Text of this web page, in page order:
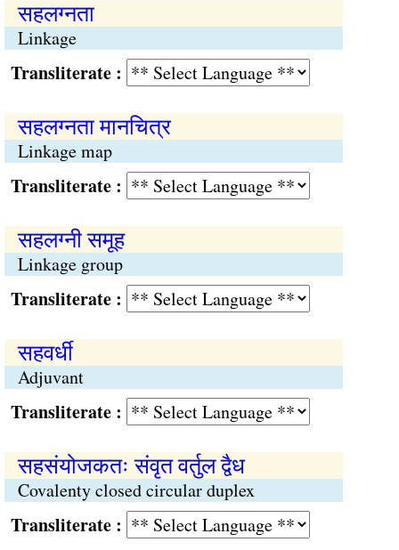
सहलग्‍नता
Linkage
:
सहलग्‍नता मानचित्र
Linkage map
:
सहलग्‍नी समूह
Linkage group
:
सहवर्धी
Adjuvant
:
सहसंयोजकतः संवृत वर्तुल द्वैध
Covalenty closed circular duplex
: